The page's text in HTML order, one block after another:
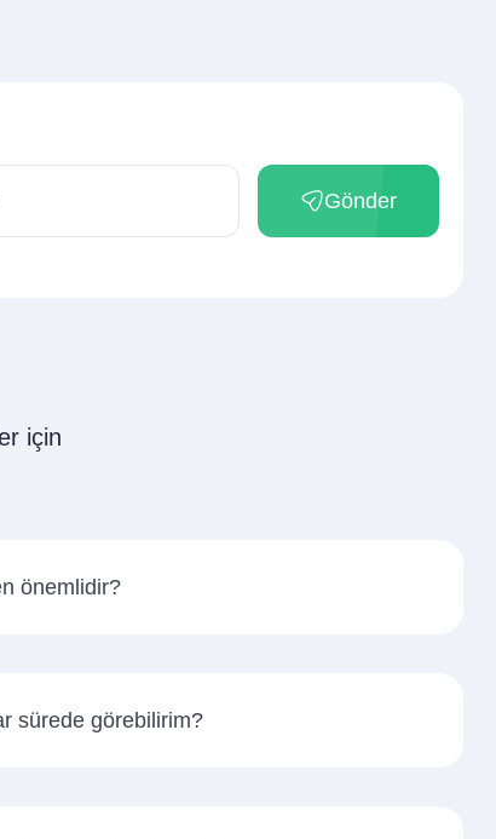
Gönder
için
önemlidir?
sürede görebilirim?